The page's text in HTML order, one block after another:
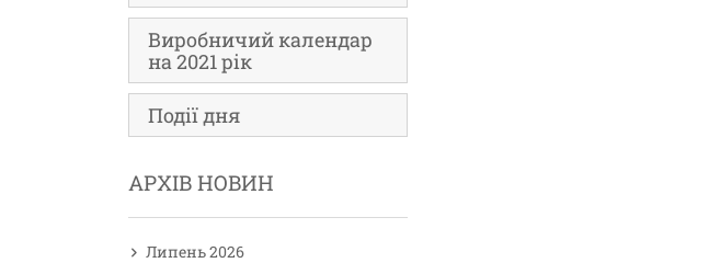
Виробничий календар
на 2021 рік
Події дня
АРХІВ НОВИН
Липень 2026